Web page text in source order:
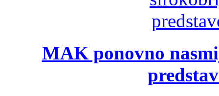
MAK ponovno